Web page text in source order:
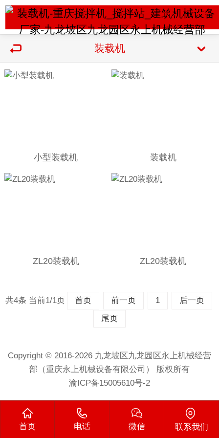
装载机
小型装载机 装载机
ZL20装载机 ZL20装载机
共4条 当前1/1页 首页 前一页 1
后一页
尾页
Copyright © 2016-2026 九龙坡区九龙园区永上机械经营
部（重庆永上机械设备有限公司） 版权所有
渝ICP备15005610号-2
首页 电话 微信 联系我们